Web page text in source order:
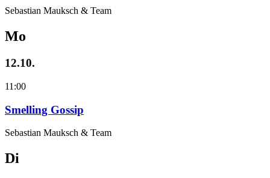
Sebastian Mauksch & Team
Mo
12.10.
11:00
Smelling Gossip
Sebastian Mauksch & Team
Di